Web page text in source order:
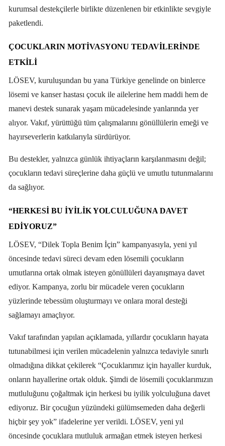
kurumsal destekçilerle birlikte düzenlenen bir etkinlikte sevgiyle
paketlendi.
ÇOCUKLARIN MOTIVASYONU TEDAVILERINDE
ETKILI
LÖSEV, kuruluşundan bu yana Türkiye genelinde on binlerce
lösemi ve kanser hastası çocuk ile ailelerine hem maddi hem de
manevi destek sunarak yaşam mücadelesinde yanlarında yer
alıyor. Vakıf, yürüttüğü tüm çalışmalarını gönüllülerin emeği ve
hayırseverlerin katkılarıyla sürdürüyor.
Bu destekler, yalnızca günlük ihtiyaçların karşılanmasını değil;
çocukların tedavi süreçlerine daha güçlü ve umutlu tutunmalarını
da sağlıyor.
“HERKESI BU İYILIK YOLCULUĞUNA DAVET
EDIYORUZ”
LÖSEV, “Dilek Topla Benim İçin” kampanyasıyla, yeni yıl
öncesinde tedavi süreci devam eden lösemili çocukların
umutlarına ortak olmak isteyen gönüllüleri dayanışmaya davet
ediyor. Kampanya, zorlu bir mücadele veren çocukların
yüzlerinde tebessüm oluşturmayı ve onlara moral desteği
sağlamayı amaçlıyor.
Vakıf tarafından yapılan açıklamada, yıllardır çocukların hayata
tutunabilmesi için verilen mücadelenin yalnızca tedaviyle sınırlı
olmadığına dikkat çekilerek “Çocuklarımız için hayaller kurduk,
onların hayallerine ortak olduk. Şimdi de lösemili çocuklarımızın
mutluluğunu çoğaltmak için herkesi bu iyilik yolculuğuna davet
ediyoruz. Bir çocuğun yüzündeki gülümsemeden daha değerli
hiçbir şey yok” ifadelerine yer verildi. LÖSEV, yeni yıl
öncesinde çocuklara mutluluk armağan etmek isteyen herkesi